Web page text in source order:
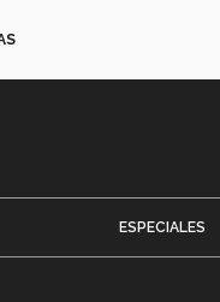
ESPECIALES